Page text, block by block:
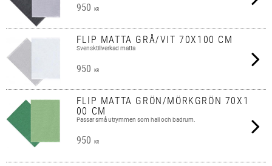
950 KR
FLIP MATTA GRÅ/VIT 70X100 CM
Svensktillverkad matta
950 KR
FLIP MATTA GRÖN/MÖRKGRÖN 70X1
00 CM
Passar små utrymmen som hall och badrum.
950 KR